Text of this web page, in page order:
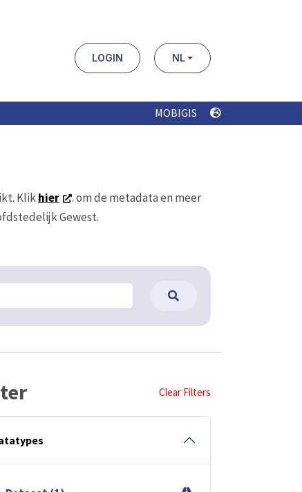
LOGIN NL
MOBIGIS
Klikhier
. om de metadata en meer
Gewest.
Clear Filters